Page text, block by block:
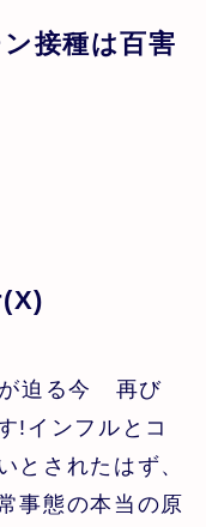
接種は百害
が迫る今 再び
!インフルとコ
とされたはず、
事態の本当の原